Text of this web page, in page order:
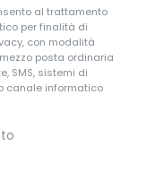
al trattamento
per finalità di
con modalità
posta ordinaria
SMS, sistemi di
canale informatico